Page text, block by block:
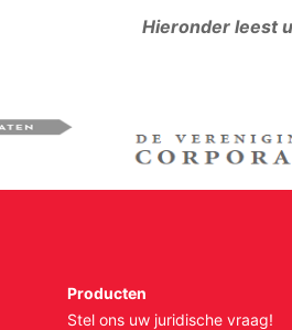
Hieronder leest
Producten
Stel ons uw juridische vraag!